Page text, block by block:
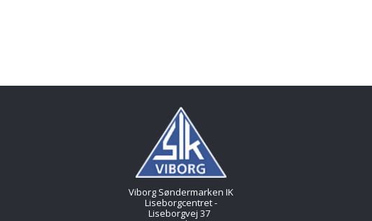
Viborg Søndermarken IK
Liseborgcentret -
Liseborgvej 37